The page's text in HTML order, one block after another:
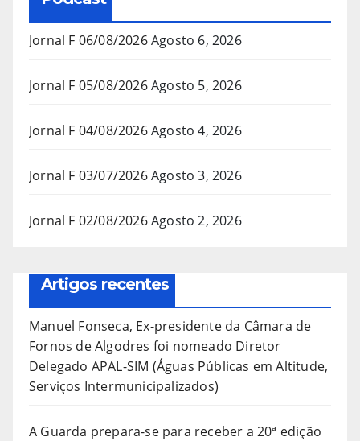
Jornal F 06/08/2026Agosto 6, 2026
Jornal F 05/08/2026Agosto 5, 2026
Jornal F 04/08/2026Agosto 4, 2026
Jornal F 03/07/2026Agosto 3, 2026
Jornal F 02/08/2026Agosto 2, 2026
Artigos recentes
Manuel Fonseca, Ex-presidente da Câmara de
Fornos de Algodres foi nomeado Diretor
Delegado APAL-SIM (Águas Públicas em Altitude,
Serviços Intermunicipalizados)
A Guarda prepara-se para receber a 20ª edição